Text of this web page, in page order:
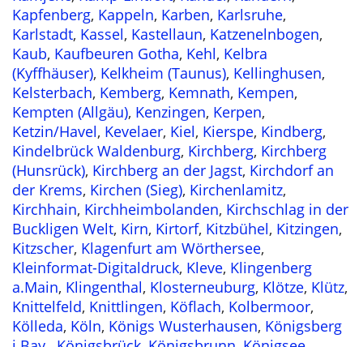
Kapfenberg, Kappeln, Karben, Karlsruhe,
Karlstadt, Kassel, Kastellaun, Katzenelnbogen,
Kaub, Kaufbeuren Gotha, Kehl, Kelbra
(Kyffhäuser), Kelkheim (Taunus), Kellinghusen,
Kelsterbach, Kemberg, Kemnath, Kempen,
Kempten (Allgäu), Kenzingen, Kerpen,
Ketzin/Havel, Kevelaer, Kiel, Kierspe, Kindberg,
Kindelbrück Waldenburg, Kirchberg, Kirchberg
(Hunsrück), Kirchberg an der Jagst, Kirchdorf an
der Krems, Kirchen (Sieg), Kirchenlamitz,
Kirchhain, Kirchheimbolanden, Kirchschlag in der
Buckligen Welt, Kirn, Kirtorf, Kitzbühel, Kitzingen,
Kitzscher, Klagenfurt am Wörthersee,
Kleinformat-Digitaldruck, Kleve, Klingenberg
a.Main, Klingenthal, Klosterneuburg, Klötze, Klütz,
Knittelfeld, Knittlingen, Köflach, Kolbermoor,
Kölleda, Köln, Königs Wusterhausen, Königsberg